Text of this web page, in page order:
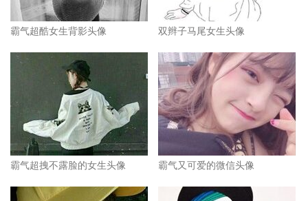
霸气超酷女生背影头像 双辫子马尾女生头像
霸气超拽不露脸的女生头像 霸气又可爱的微信头像